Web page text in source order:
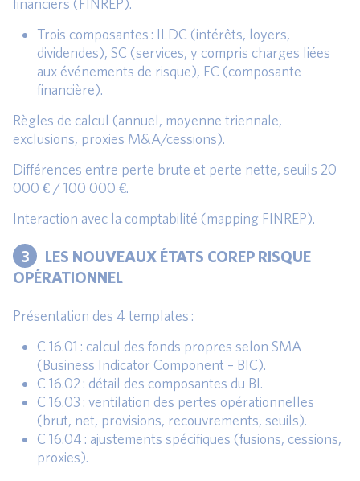
financiers (FINREP).
Trois composantes : ILDC (intérêts, loyers,
dividendes), SC (services, y compris charges liées
aux événements de risque), FC (composante
financière).
Règles de calcul (annuel, moyenne triennale,
exclusions, proxies M&A/cessions).
Différences entre perte brute et perte nette, seuils 20
000 € / 100 000 €.
Interaction avec la comptabilité (mapping FINREP).
3
LES NOUVEAUX ÉTATS COREP RISQUE
OPÉRATIONNEL
Présentation des 4 templates :
C 16.01 : calcul des fonds propres selon SMA
(Business Indicator Component – BIC).
C 16.02 : détail des composantes du BI.
C 16.03 : ventilation des pertes opérationnelles
(brut, net, provisions, recouvrements, seuils).
C 16.04 : ajustements spécifiques (fusions, cessions,
proxies).